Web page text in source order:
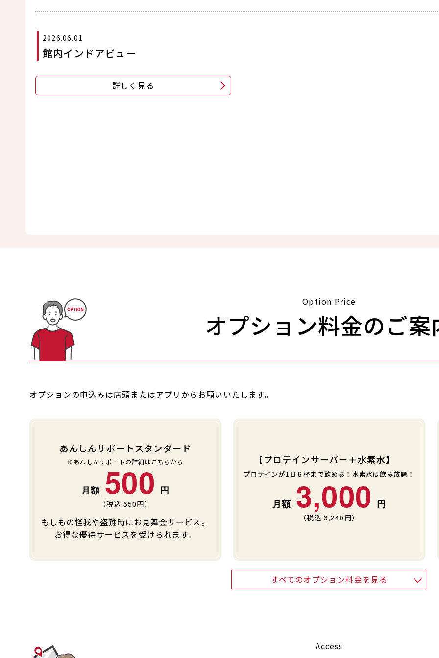
2026.06.01
館内インドアビュー
詳しく見る
Option Price
オプション料金のご案
オプションの申込みは店頭またはアプリからお願いいたします。
あんしんサポートスタンダード
※あんしんサポートの詳細は こちら から
500
（税込 550円）
もしもの怪我や盗難時にお見舞金サービス。
お得な優待サービスを受けられます。
【プロテインサーバー＋水素水】
プロテインが1日６杯まで飲める！水素水は飲み放題！
3,000
（税込 3,240 円）
すべてのオプション料金を見る
Access